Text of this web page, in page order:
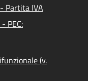
Partita IVA
PEC:
(v.